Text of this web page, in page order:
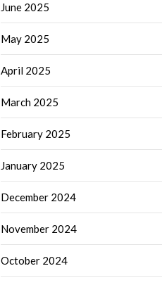
June 2025
May 2025
April 2025
March 2025
February 2025
January 2025
December 2024
November 2024
October 2024